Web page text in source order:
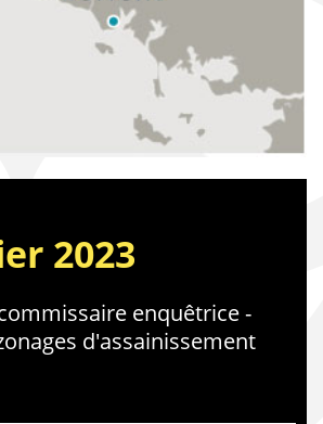
2023
enquêtrice -
d'assainissement